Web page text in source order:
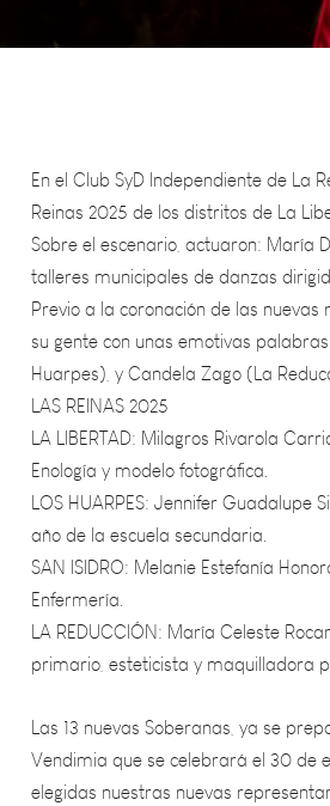
Reinas 2025 de los distritos de La
Sobre el escenario, actuaron:
talleres municipales de danzas
Previo a la coronación de las
su gente con unas emotivas
Huarpes), y Candela Zago (La
LAS REINAS 2025
LA LIBERTAD: Milagros Rivarola
Enología y modelo fotográfica.
LOS HUARPES: Jennifer Guadalupe
año de la escuela secundaria.
SAN ISIDRO: Melanie Estefanía
Enfermería.
LA REDUCCIÓN: María Celeste
primario, esteticista y
Las 13 nuevas Soberanas, ya se
Vendimia que se celebrará el 30 de
elegidas nuestras nuevas